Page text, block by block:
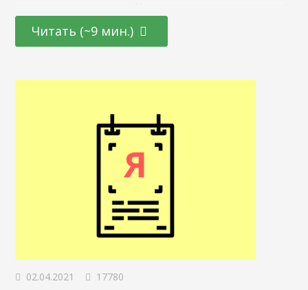
страницы, на которую вы попали, в таком URL-адресе
содержатся специальные обозначения. Они помогают
пользователи: из рекламного объявления, публикации у…
Читать (~9 мин.)
02.04.2021 17780